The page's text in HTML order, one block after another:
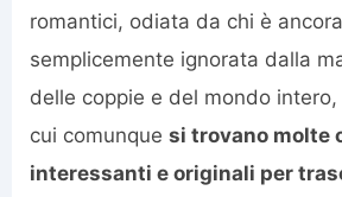
romantici, odiata da chi è
semplicemente ignorata dalla
delle coppie e del mondo
cui comunque si trovano molte
interessanti e originali per